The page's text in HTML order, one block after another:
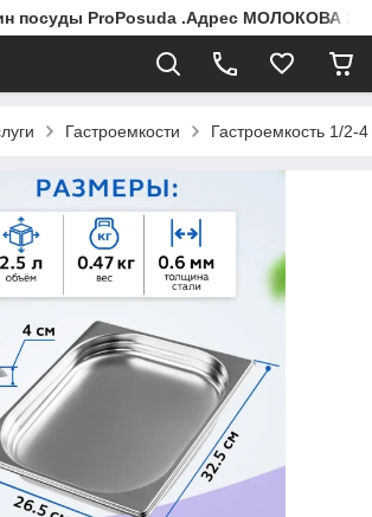
посуды ProPosuda .Адрес МОЛОКОВА
Гастроемкости Гастроемкость 1/